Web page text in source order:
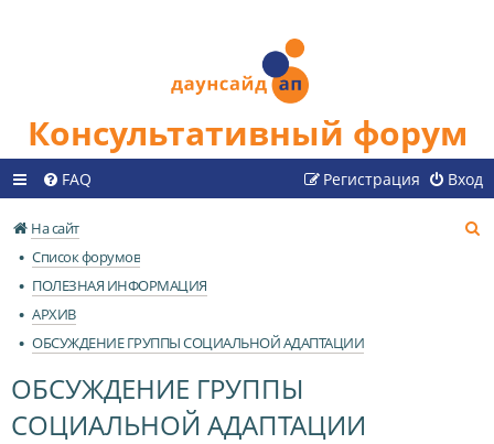
Консультативный форум
FAQ Вход
Регистрация
На сайт
Список форумов
ПОЛЕЗНАЯ ИНФОРМАЦИЯ
АРХИВ
ОБСУЖДЕНИЕ ГРУППЫ СОЦИАЛЬНОЙ АДАПТАЦИИ
ОБСУЖДЕНИЕ ГРУППЫ
СОЦИАЛЬНОЙ АДАПТАЦИИ